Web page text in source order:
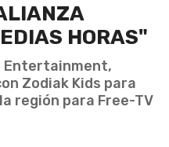
HORAS"
Entertainment,
Zodiak Kids para
región para Free-TV